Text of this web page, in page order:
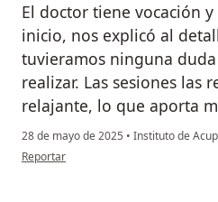
El doctor tiene vocación
inicio, nos explicó al
tuvieramos ninguna
realizar. Las sesiones las
relajante, lo que aporta
28 de mayo de 2025 • Instituto de
en opinión del usuario Andrés
Reportar